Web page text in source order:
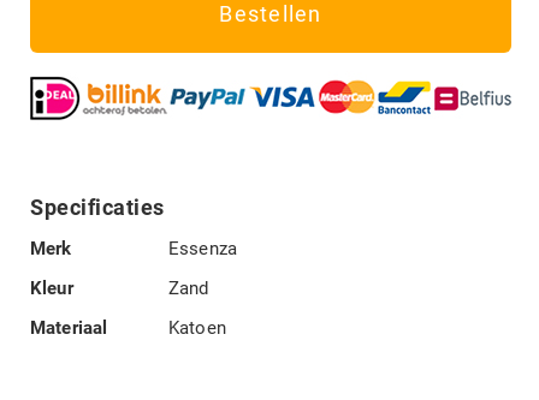
Bestellen
Specificaties
Specificaties
Merk
Essenza
Kleur
Zand
Materiaal
Katoen